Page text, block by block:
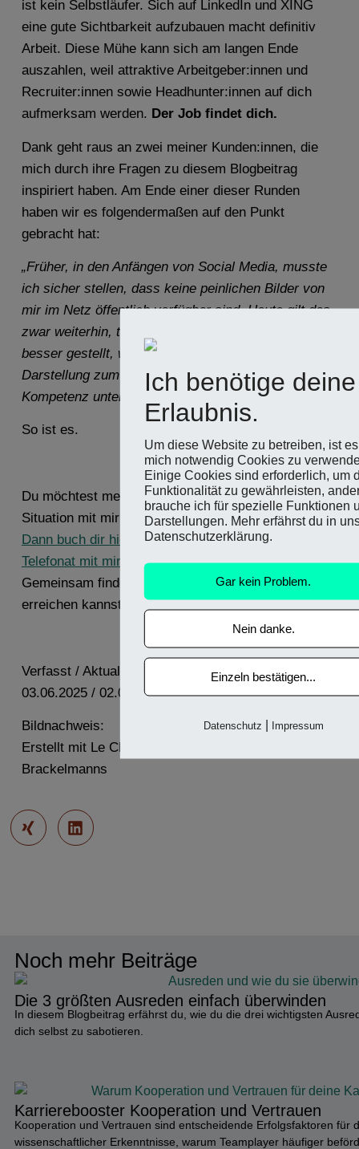
ist kein Selbstläufer. Sich auf LinkedIn und XING
eine gute Sichtbarkeit aufzubauen macht definitiv
Arbeit. Diese Mühe kann sich am langen Ende
auszahlen, weil attraktive Arbeitgeber:innen und
Recruiter:innen sowie Headhunter:innen auf dich
aufmerksam werden. Der Job findet dich.
Dank geht raus an zwei meiner Kunden:innen, die
mich durch ihre Fragen zu diesem Blogbeitrag
inspiriert haben. Am Ende einer dieser Runden
haben wir es folgendermaßen auf den Punkt
gebracht hat:
„Früher, in den Anfängen von Social Media, musste
ich sicher stellen, dass keine peinlichen Bilder von
mir im Netz öffentlich verfügbar sind. Heute gilt das
zwar weiterhin, trotzdem gilt zusätzlich: Ich bin ich
besser gestellt, wenn ich online vorkomme und die
Darstellung zum gewünschten Job passt, meine
Kompetenz unterstreicht.“
So ist es.
Du möchtest mehr darüber erfahren oder deine
Situation mit mir teilen?
Dann buch dir hier einen Termin für ein kostenloses
Telefonat mit mir.
Gemeinsam finden wir heraus, wie du deine Ziele
erreichen kannst.
Verfasst / Aktualisiert am:
03.06.2025 / 02.08.2025
Bildnachweis:
Erstellt mit Le Chat von Mistral by Christian
Brackelmanns
Noch mehr Beiträge
Die 3 größten Ausreden einfach überwinden
In diesem Blogbeitrag erfährst du, wie du die drei wichtigsten
dich selbst zu sabotieren.
Karriere­booster Kooperation und Vertrauen
Kooperation und Vertrauen sind entscheidende Erfolgsfaktoren für
wissenschaftlicher Erkenntnisse, warum Teamplayer häufiger
Ich benötige deine
Erlaubnis.
Um diese Website zu betreiben, ist
mich notwendig Cookies zu
Einige Cookies sind erforderlich, um
Funktionalität zu gewährleisten,
brauche ich für spezielle Funktionen
Darstellungen. Mehr erfährst du in
Datenschutzerklärung.
Gar kein Problem.
Nein danke.
Einzeln bestätigen...
Datenschutz Impressum